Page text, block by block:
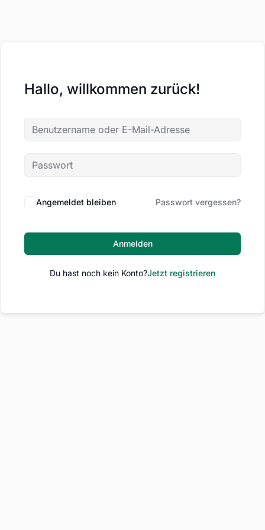
Hallo, willkommen zurück!
Angemeldet bleiben Passwort vergessen?
Anmelden
Du hast noch kein Konto?Jetzt registrieren